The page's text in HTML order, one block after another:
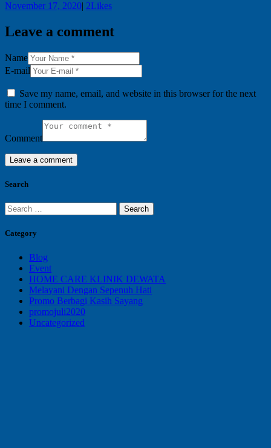
November 17, 2020| 2Likes
Leave a comment
Name
E-mail
Save my name, email, and website in this browser for the next
time I comment.
Comment
Search
Search
for:
Category
Blog
Event
HOME CARE KLINIK DEWATA
Melayani Dengan Sepenuh Hati
Promo Berbagi Kasih Sayang
promojuli2020
Uncategorized